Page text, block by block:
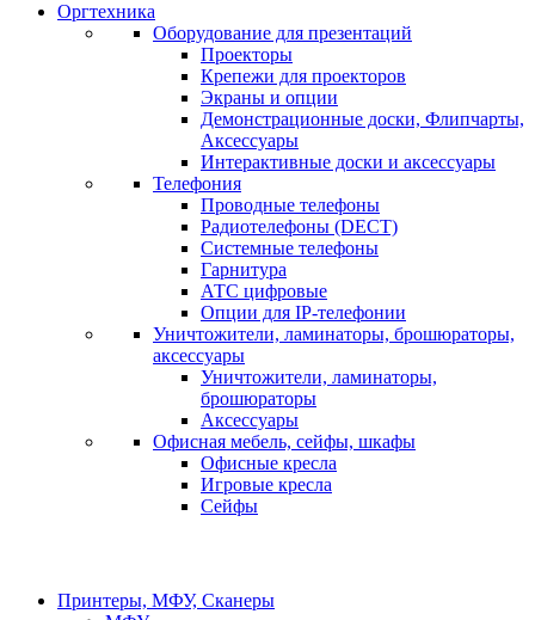
Оргтехника
Оборудование для презентаций
Проекторы
Крепежи для проекторов
Экраны и опции
Демонстрационные доски, Флипчарты,
Аксессуары
Интерактивные доски и аксессуары
Телефония
Проводные телефоны
Радиотелефоны (DECT)
Системные телефоны
Гарнитура
АТС цифровые
Опции для IP-телефонии
Уничтожители, ламинаторы, брошюраторы,
аксессуары
Уничтожители, ламинаторы,
брошюраторы
Аксессуары
Офисная мебель, сейфы, шкафы
Офисные кресла
Игровые кресла
Сейфы
Принтеры, МФУ, Сканеры